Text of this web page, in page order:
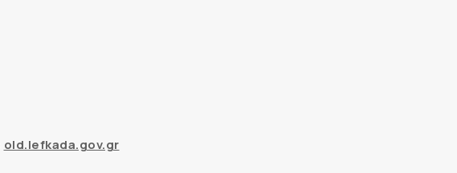
old.lefkada.gov.gr